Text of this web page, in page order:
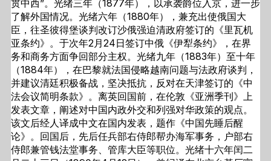
贯中西”。光绪三年（1877年），以承袭爵位入京，进一步
了解外国情况。光绪六年（1880年），兼充出使俄国大
臣，往圣彼得堡谈判改订沙俄强迫清政府签订的《里瓦机
亚条约》。于次年2月24日签订中俄《伊犁条约》，在界
务和商务方面争回部分主权。光绪九年（1883年）至十年
（1884年），在巴黎就法国侵略越南问题与法政府谈判，
并建议清廷积极备战，坚决抵抗，反对在天津签订的《中
法会议简明条款》。离英回国前，在伦敦《亚洲季刊》上
发表文章，阐述对中国内政外交和列强对华政策的观点。
该文后经人译成中文在国内发表，题作《中国先睡后醒
论》。回国后，先后任兵部右侍郎帮办海军事务，户部右
侍郎兼管钱法堂事务、管库大臣等职位。光绪十六年闰二